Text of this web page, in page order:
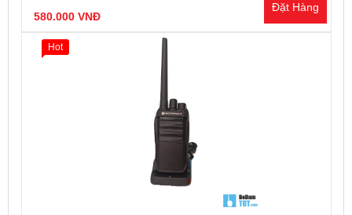
580.000 VNĐ
Đặt Hàng
Hot